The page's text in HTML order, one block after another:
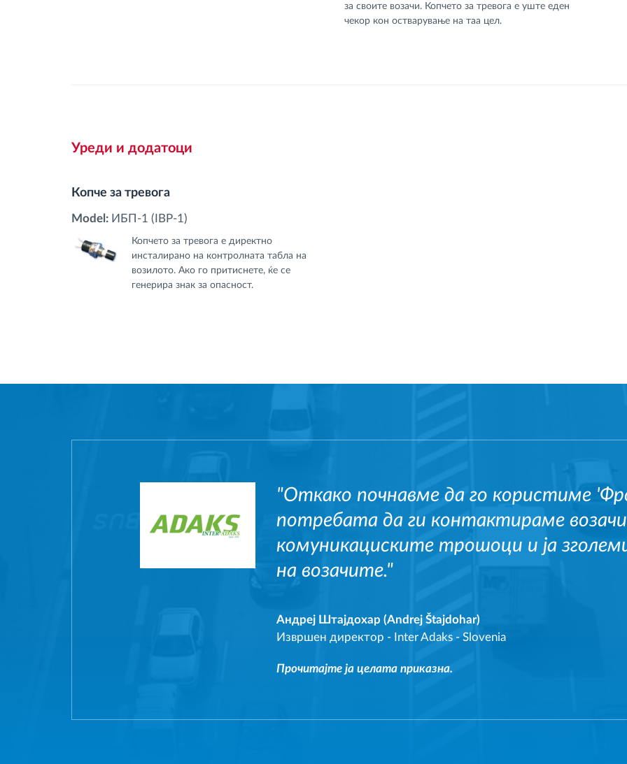
за своите возачи. Копчето за тревога е уште еден
чекор кон остварување на таа цел.
Уреди и додатоци
Копче за тревога
Model: ИБП-1 (IBP-1)
Копчето за тревога е директно
инсталирано на контролната табла на
возилото. Ако го притиснете, ќе се
генерира знак за опасност.
"Откако почнавме да го користиме
потребата да ги контактираме
комуникациските трошоци и ја
на возачите."
Андреј Штајдохар (Andrej Štajdohar)
Извршен директор - Inter Adaks - Slovenia
Прочитајте ја целата приказна.